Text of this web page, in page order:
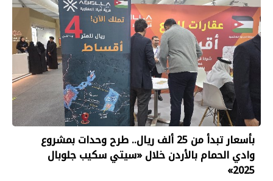
بأسعار تبدأ من 25 ألف ريال.. طرح وحدات بمشروع
وادي الحمام بالأردن خلال «سيتي سكيب جلوبال
2025»